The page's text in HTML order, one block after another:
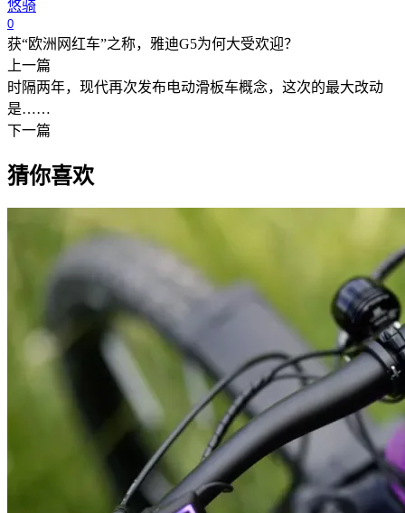
悠骑
0
获“欧洲网红车”之称，雅迪G5为何大受欢迎？
上一篇
时隔两年，现代再次发布电动滑板车概念，这次的最大改动
是……
下一篇
猜你喜欢